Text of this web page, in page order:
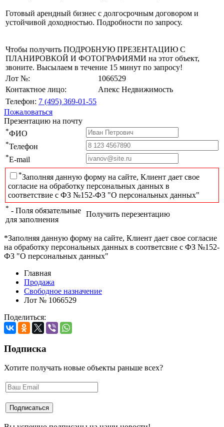
Готовый арендный бизнес с долгосрочным договором и
устойчивой доходностью. Подробности по запросу.
Чтобы получить ПОДРОБНУЮ ПРЕЗЕНТАЦИЮ С
ПЛАНИРОВКОЙ И ФОТОГРАФИЯМИ на этот объект,
звоните. Высылаем в течение 15 минут по запросу!
Лот №:
1066529
Контактное лицо:
Апекс Недвижимость
Телефон: 7 (495) 369-01-55
Пожаловаться
Презентацию на почту
*ФИО
*Телефон
*E-mail
*Заполняя данную форму на сайте, Клиент дает свое
согласие на обработку персональных данных в
соответствие с ФЗ №152-ФЗ "О персональных данных"
* - Поля обязательные
для заполнения
Получить перезентацию
*Заполняя данную форму на сайте, Клиент дает свое согласие
на обработку персональных данных в соответсвие с ФЗ №152-
ФЗ "О персональных данных"
Главная
Продажа
Свободное назначение
Лот № 1066529
Поделиться:
Подписка
Хотите получать новые объекты раньше всех?